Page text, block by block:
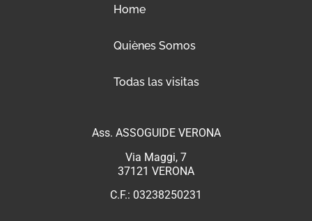
Home
Quiènes Somos
Todas las visitas
Ass. ASSOGUIDE VERONA
Via Maggi, 7
37121 VERONA
C.F.: 03238250231